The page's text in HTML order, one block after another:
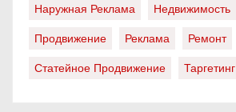
Наружная Реклама
Недвижимость
Продвижение
Реклама Ремонт
Статейное Продвижение
Таргетинг